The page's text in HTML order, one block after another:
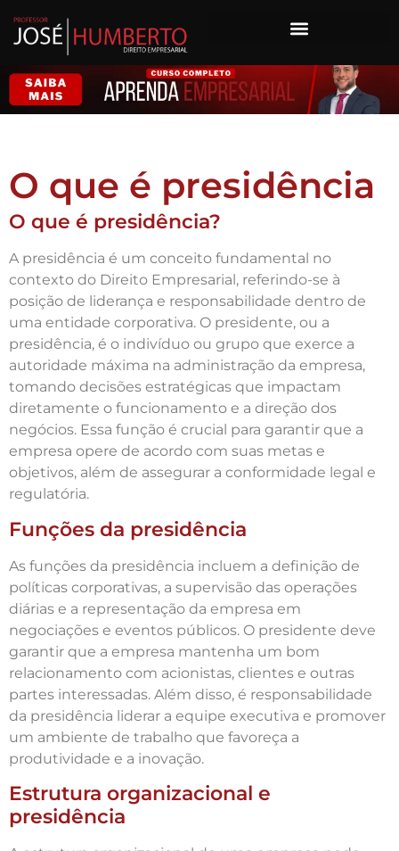
O que é presidência
O que é presidência?
A presidência é um conceito fundamental no
contexto do Direito Empresarial, referindo-se à
posição de liderança e responsabilidade dentro de
uma entidade corporativa. O presidente, ou a
presidência, é o indivíduo ou grupo que exerce a
autoridade máxima na administração da empresa,
tomando decisões estratégicas que impactam
diretamente o funcionamento e a direção dos
negócios. Essa função é crucial para garantir que a
empresa opere de acordo com suas metas e
objetivos, além de assegurar a conformidade legal e
regulatória.
Funções da presidência
As funções da presidência incluem a definição de
políticas corporativas, a supervisão das operações
diárias e a representação da empresa em
negociações e eventos públicos. O presidente deve
garantir que a empresa mantenha um bom
relacionamento com acionistas, clientes e outras
partes interessadas. Além disso, é responsabilidade
da presidência liderar a equipe executiva e promover
um ambiente de trabalho que favoreça a
produtividade e a inovação.
Estrutura organizacional e
presidência